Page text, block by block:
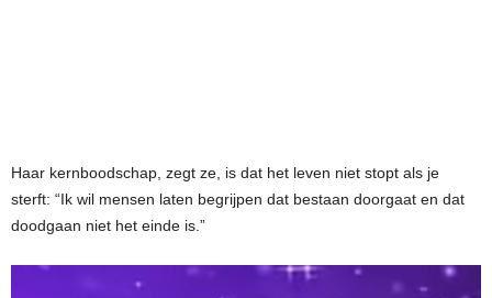
Haar kernboodschap, zegt ze, is dat het leven niet stopt als je
sterft: “Ik wil mensen laten begrijpen dat bestaan doorgaat en dat
doodgaan niet het einde is.”